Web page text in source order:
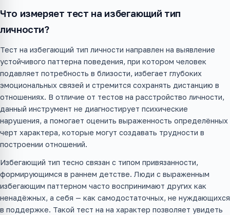
Что измеряет тест на избегающий тип
личности?
Тест на избегающий тип личности направлен на выявление
устойчивого паттерна поведения, при котором человек
подавляет потребность в близости, избегает глубоких
эмоциональных связей и стремится сохранять дистанцию в
отношениях. В отличие от тестов на расстройство личности,
данный инструмент не диагностирует психические
нарушения, а помогает оценить выраженность определённых
черт характера, которые могут создавать трудности в
построении отношений.
Избегающий тип тесно связан с типом привязанности,
формирующимся в раннем детстве. Люди с выраженным
избегающим паттерном часто воспринимают других как
ненадёжных, а себя — как самодостаточных, не нуждающихся
в поддержке. Такой тест на на характер позволяет увидеть